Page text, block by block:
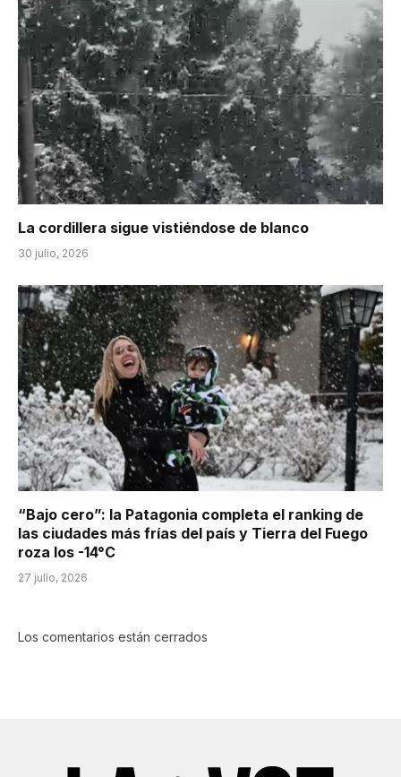
La cordillera sigue vistiéndose de blanco
30 julio, 2026
“Bajo cero”: la Patagonia completa el ranking de
las ciudades más frías del país y Tierra del Fuego
roza los -14°C
27 julio, 2026
Los comentarios están cerrados